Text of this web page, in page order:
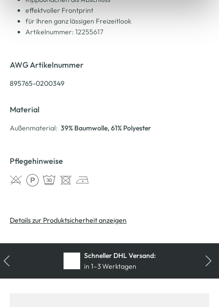
effektvoller Frontprint
für Ihren ganz lässigen Freizeitlook
Artikelnummer: 12255617
AWG Artikelnummer
895765-0200349
Material
Außenmaterial: 39% Baumwolle, 61% Polyester
Pflegehinweise
Details zur Produktsicherheit anzeigen
Schneller DHL Versand:
in 1–3 Werktagen